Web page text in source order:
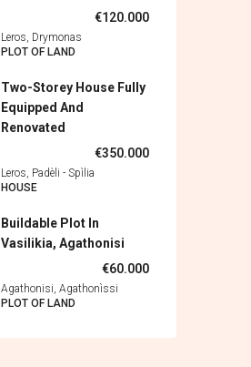
€120.000
Leros, Drymonas
PLOT OF LAND
Two-Storey House Fully
Equipped And
Renovated
€350.000
Leros, Padèli - Spìlia
HOUSE
Buildable Plot In
Vasilikia, Agathonisi
€60.000
Agathonisi, Agathonìssi
PLOT OF LAND